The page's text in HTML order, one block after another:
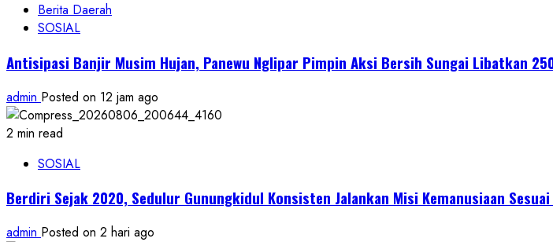
Berita Daerah
SOSIAL
Antisipasi Banjir Musim Hujan, Panewu Nglipar Pimpin Aksi Bersih Sungai Libatkan
admin Posted on 12 jam ago
2 min read
SOSIAL
Berdiri Sejak 2020, Sedulur Gunungkidul Konsisten Jalankan Misi Kemanusiaan
admin Posted on 2 hari ago